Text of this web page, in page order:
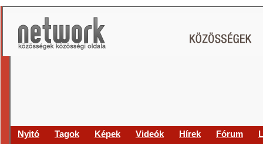
Nyitó Tagok Képek Videók Hírek Fórum